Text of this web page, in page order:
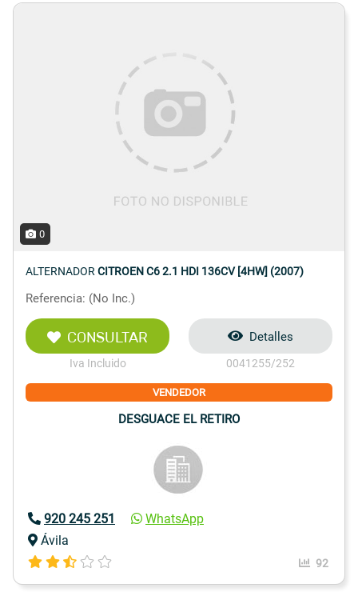
0
ALTERNADORCITROEN C6 2.1 HDI 136CV [4HW] (2007)
Referencia: (No Inc.)
CONSULTAR
Iva Incluido
Detalles
0041255/252
VENDEDOR
DESGUACE EL RETIRO
920 245 251
WhatsApp
Ávila
92